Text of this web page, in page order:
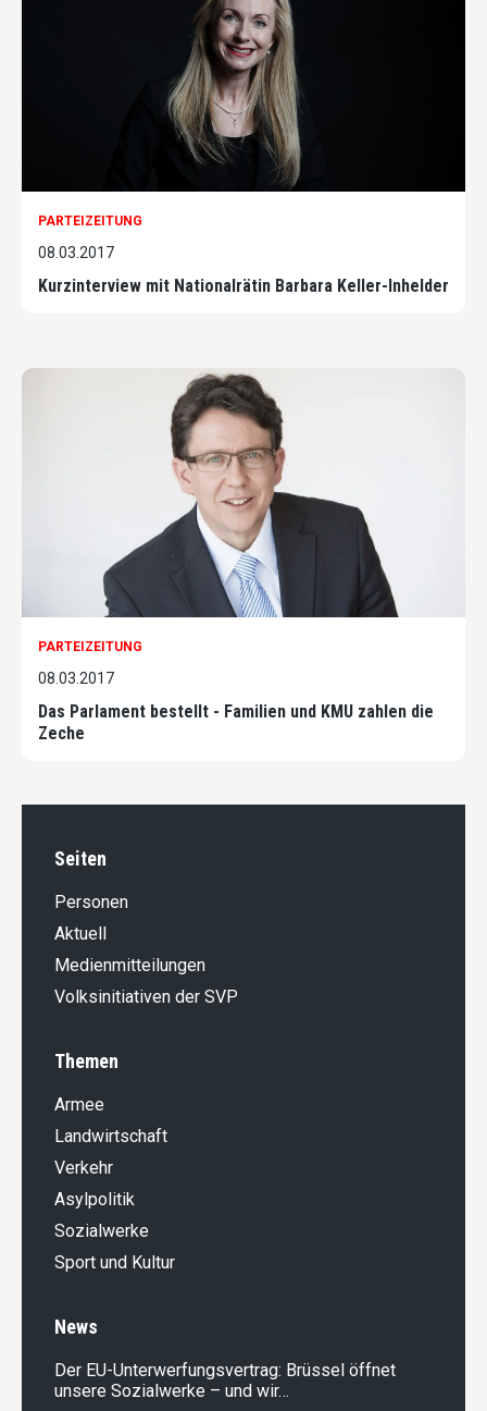
PARTEIZEITUNG
08.03.2017
Kurzinterview mit Nationalrätin Barbara Keller-Inhelder
PARTEIZEITUNG
08.03.2017
Das Parlament bestellt - Familien und KMU zahlen die
Zeche
Seiten
Personen
Aktuell
Medienmitteilungen
Volksinitiativen der SVP
Themen
Armee
Landwirt­schaft
Verkehr
Asylpolitik
Sozialwerke
Sport und Kultur
News
Der EU-Unterwerfungsvertrag: Brüssel öffnet
unsere Sozialwerke – und wir…